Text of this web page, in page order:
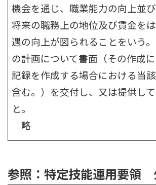
機会を通じ、職業能力の向上並
将来の職務上の地位及び賃金を
遇の向上が図られることをいう
の計画について書面（その作成
記録を作成する場合における当
含む。）を交付し、又は提供し
と。
略
参照：特定技能運用要領